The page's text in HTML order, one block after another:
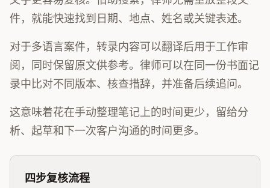
件，就能快速找到日期、地点、姓名或关键表述。
对于多语言案件，转录内容可以翻译后用于工作审
阅，同时保留原文供参考。律师可以在同一份书面记
录中比对不同版本、核查措辞，并准备后续追问。
这意味着花在手动整理笔记上的时间更少，留给分
析、起草和下一次客户沟通的时间更多。
四步复核流程